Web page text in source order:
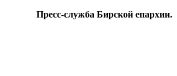
Пресс-служба Бирской епархии.